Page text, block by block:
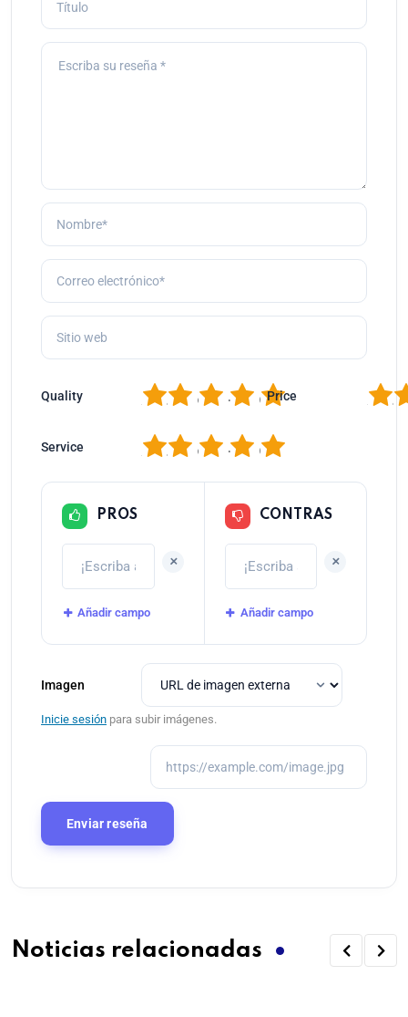
Quality 5
4
3
2 Price 2
Service 5
4
3
2
PROS
+
Añadir campo
CONTRAS
+
Añadir campo
Imagen
Inicie sesión para subir imágenes.
Noticias relacionadas